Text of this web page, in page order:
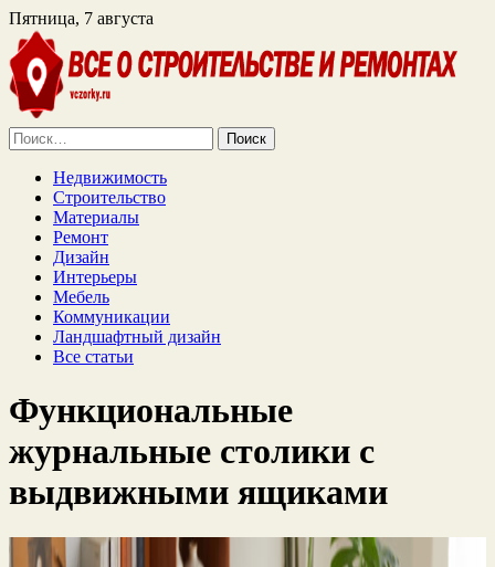
Пятница, 7 августа
Найти:
Недвижимость
Строительство
Материалы
Ремонт
Дизайн
Интерьеры
Мебель
Коммуникации
Ландшафтный дизайн
Все статьи
Функциональные
журнальные столики с
выдвижными ящиками